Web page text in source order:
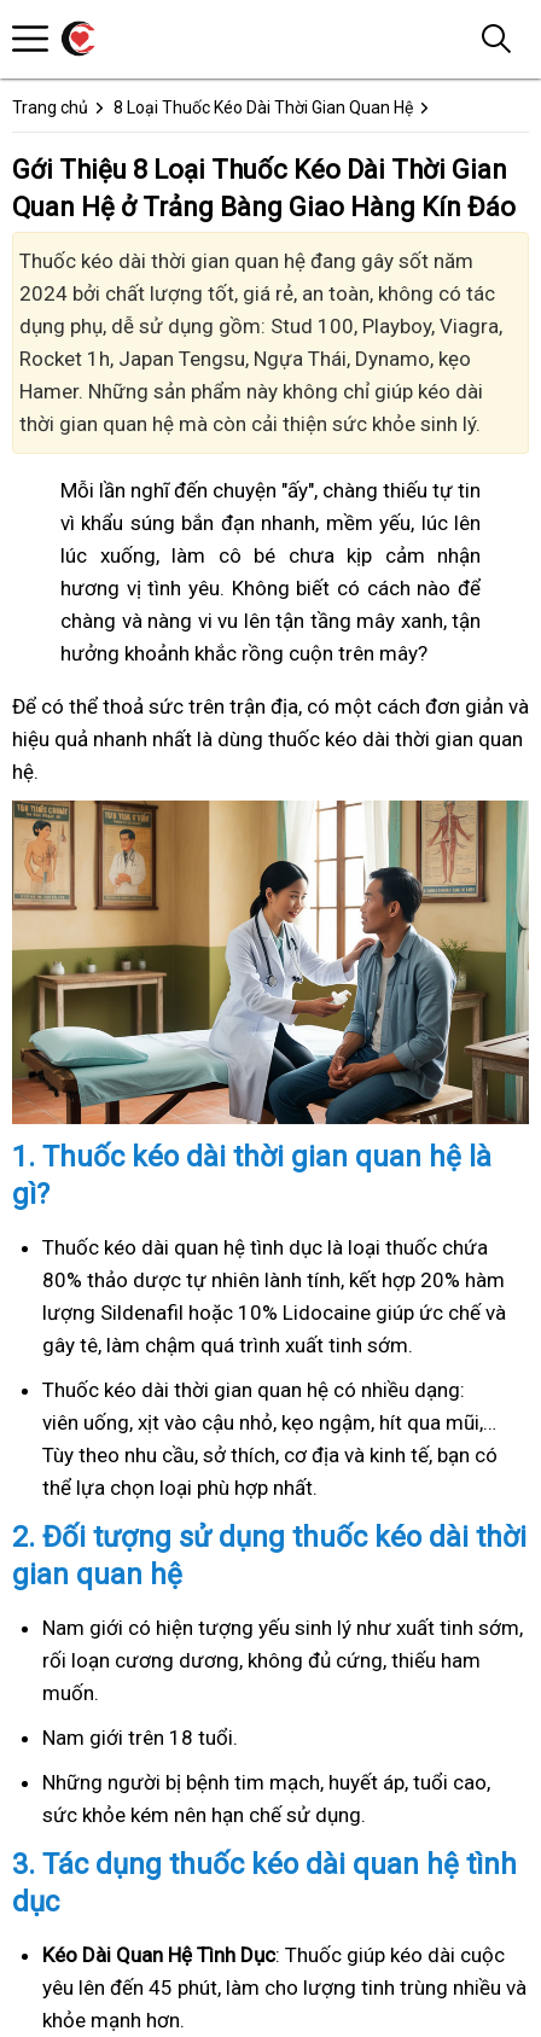
Trang chủ 8 Loại Thuốc Kéo Dài Thời Gian Quan Hệ
Gới Thiệu 8 Loại Thuốc Kéo Dài Thời Gian
Quan Hệ ở Trảng Bàng Giao Hàng Kín Đáo
Thuốc kéo dài thời gian quan hệ đang gây sốt năm
2024 bởi chất lượng tốt, giá rẻ, an toàn, không có tác
dụng phụ, dễ sử dụng gồm: Stud 100, Playboy, Viagra,
Rocket 1h, Japan Tengsu, Ngựa Thái, Dynamo, kẹo
Hamer. Những sản phẩm này không chỉ giúp kéo dài
thời gian quan hệ mà còn cải thiện sức khỏe sinh lý.
Mỗi lần nghĩ đến chuyện "ấy", chàng thiếu tự tin
vì khẩu súng bắn đạn nhanh, mềm yếu, lúc lên
lúc xuống, làm cô bé chưa kịp cảm nhận
hương vị tình yêu. Không biết có cách nào để
chàng và nàng vi vu lên tận tầng mây xanh, tận
hưởng khoảnh khắc rồng cuộn trên mây?
Để có thể thoả sức trên trận địa, có một cách đơn giản và
hiệu quả nhanh nhất là dùng thuốc kéo dài thời gian quan
hệ.
1. Thuốc kéo dài thời gian quan hệ là
gì?
Thuốc kéo dài quan hệ tình dục là loại thuốc chứa
80% thảo dược tự nhiên lành tính, kết hợp 20% hàm
lượng Sildenafil hoặc 10% Lidocaine giúp ức chế và
gây tê, làm chậm quá trình xuất tinh sớm.
Thuốc kéo dài thời gian quan hệ có nhiều dạng:
viên uống, xịt vào cậu nhỏ, kẹo ngậm, hít qua mũi,…
Tùy theo nhu cầu, sở thích, cơ địa và kinh tế, bạn có
thể lựa chọn loại phù hợp nhất.
2. Đối tượng sử dụng thuốc kéo dài thời
gian quan hệ
Nam giới có hiện tượng yếu sinh lý như xuất tinh sớm,
rối loạn cương dương, không đủ cứng, thiếu ham
muốn.
Nam giới trên 18 tuổi.
Những người bị bệnh tim mạch, huyết áp, tuổi cao,
sức khỏe kém nên hạn chế sử dụng.
3. Tác dụng thuốc kéo dài quan hệ tình
dục
Kéo Dài Quan Hệ Tình Dục: Thuốc giúp kéo dài cuộc
yêu lên đến 45 phút, làm cho lượng tinh trùng nhiều và
khỏe mạnh hơn.